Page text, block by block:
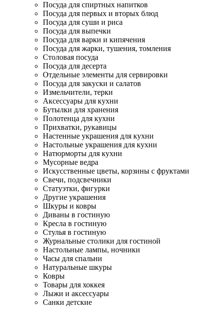
Посуда для спиртных напитков
Посуда для первых и вторых блюд
Посуда для суши и риса
Посуда для выпечки
Посуда для варки и кипячения
Посуда для жарки, тушения, томления
Столовая посуда
Посуда для десерта
Отдельные элементы для сервировки
Посуда для закуски и салатов
Измельчители, терки
Аксессуары для кухни
Бутылки для хранения
Полотенца для кухни
Прихватки, рукавицы
Настенные украшения для кухни
Настольные украшения для кухни
Натюрморты для кухни
Мусорные ведра
Искусственные цветы, корзины с фруктами
Свечи, подсвечники
Статуэтки, фигурки
Другие украшения
Шкуры и ковры
Диваны в гостиную
Кресла в гостиную
Стулья в гостиную
Журнальные столики для гостиной
Настольные лампы, ночники
Часы для спальни
Натуральные шкуры
Ковры
Товары для хоккея
Лыжи и аксессуары
Санки детские